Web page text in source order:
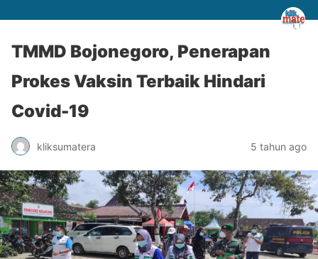
TMMD Bojonegoro, Penerapan
Prokes Vaksin Terbaik Hindari
Covid-19
kliksumatera 5 tahun ago